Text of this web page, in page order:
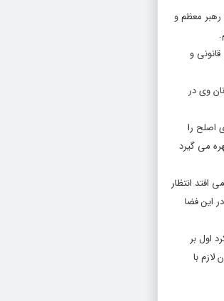
معظم و
و
وی در
اصلح را
می گیرد
افتد انتظار
این فضا
اول بر
با